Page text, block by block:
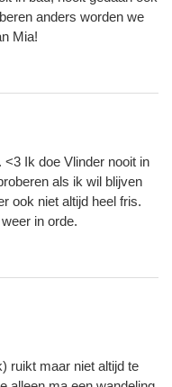
anders worden we
Mia!
Ik doe Vlinder nooit in
als ik wil blijven
ook niet altijd heel fris.
in orde.
ruikt maar niet altijd te